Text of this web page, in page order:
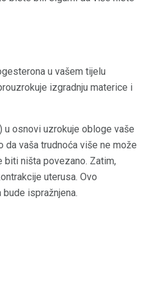
u vašem tijelu
izgradnju materice i
u osnovi uzrokuje obloge vaše
da vaša trudnoća više ne može
biti ništa povezano. Zatim,
uterusa. Ovo
ispražnjena.